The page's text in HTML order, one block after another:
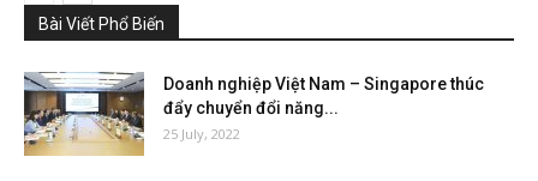
Bài Viết Phổ Biến
Doanh nghiệp Việt Nam – Singapore thúc
đẩy chuyển đổi năng...
25 July, 2022